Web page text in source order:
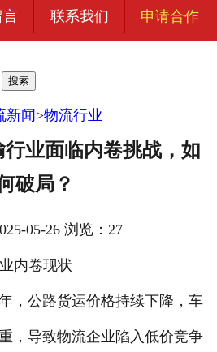
宜荣智联
联系我们
登录
言 联系我们 申请合作
搜索
新闻 >物流行业
行业面临内卷挑战，如
破局？
05-26 浏览：27
内卷现状
，公路货运价格持续下降，车
，导致物流企业陷入低价竞争